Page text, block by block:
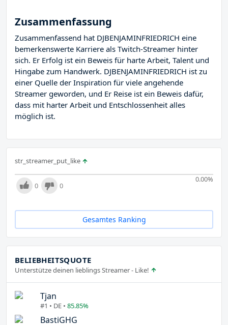
Zusammenfassung
Zusammenfassend hat DJBENJAMINFRIEDRICH eine
bemerkenswerte Karriere als Twitch-Streamer hinter
sich. Er Erfolg ist ein Beweis für harte Arbeit, Talent und
Hingabe zum Handwerk. DJBENJAMINFRIEDRICH ist zu
einer Quelle der Inspiration für viele angehende
Streamer geworden, und Er Reise ist ein Beweis dafür,
dass mit harter Arbeit und Entschlossenheit alles
möglich ist.
str_streamer_put_like
0.00%
0 0
Gesamtes Ranking
BELIEBHEITSQUOTE
Unterstütze deinen lieblings Streamer - Like!
Tjan
#1 • DE • 85.85%
BastiGHG